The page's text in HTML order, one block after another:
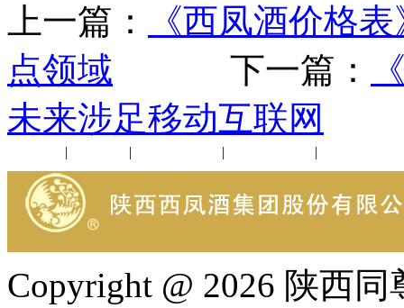
上一篇：
《西凤酒价格
点领域 下一篇：
未来涉足移动互联网
| | | |
Copyright @ 2026 陕西